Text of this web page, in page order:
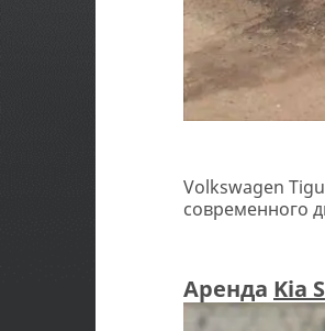
Volkswagen
современного
Аренда Kia